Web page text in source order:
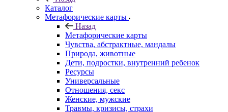
Каталог
Mетафорические карты
Назад
Mетафорические карты
Чувства, абстрактные, мандалы
Природа, животные
Дети, подростки, внутренний ребенок
Ресурсы
Универсальные
Отношения, секс
Женские, мужские
Травмы, кризисы, страхи